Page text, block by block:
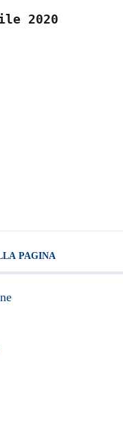
2020
DELLA PAGINA